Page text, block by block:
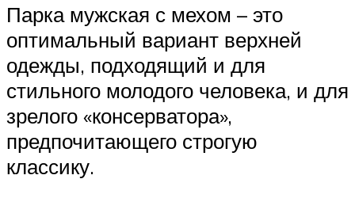
Парка мужская с мехом – это
оптимальный вариант верхней
одежды, подходящий и для
стильного молодого человека, и для
зрелого «консерватора»,
предпочитающего строгую
классику.